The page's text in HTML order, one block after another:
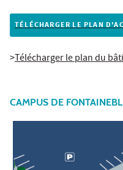
TÉLÉCHARGER LE PLAN
>Télécharger le plan du
CAMPUS DE